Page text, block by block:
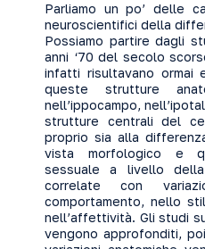
Parliamo un po’ delle
neuroscientifici della
Possiamo partire dagli
anni ‘70 del secolo
infatti risultavano ormai
queste strutture
nell’ippocampo,
strutture centrali del
proprio sia alla
vista morfologico e
sessuale a livello
correlate con
comportamento, nello
nell’affettività. Gli studi
vengono approfonditi,